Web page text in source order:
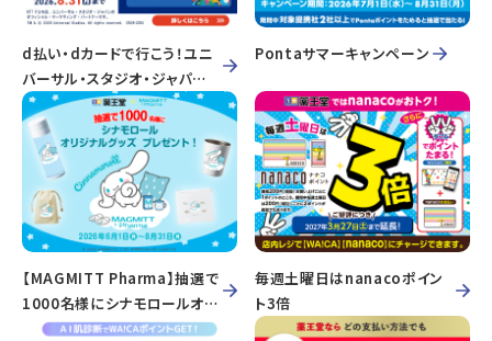
d払い・dカードで行こう！ユニ
バーサル・スタジオ・ジャパン
25周年を遊びつくそうキャン
ペーン！
Pontaサマーキャンペーン
【MAGMITT Pharma】抽選で
1000名様にシナモロールオリ
ジナルグッズプレゼント！
毎週土曜日はnanacoポイン
ト3倍